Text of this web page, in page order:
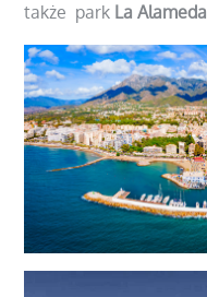
także park La Alameda